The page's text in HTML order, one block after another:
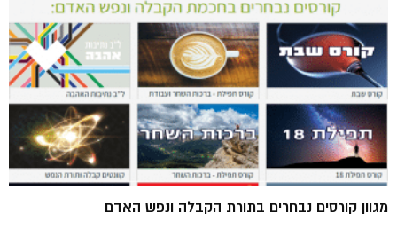
מגוון קורסים נבחרים בתורת הקבלה ונפש האדם